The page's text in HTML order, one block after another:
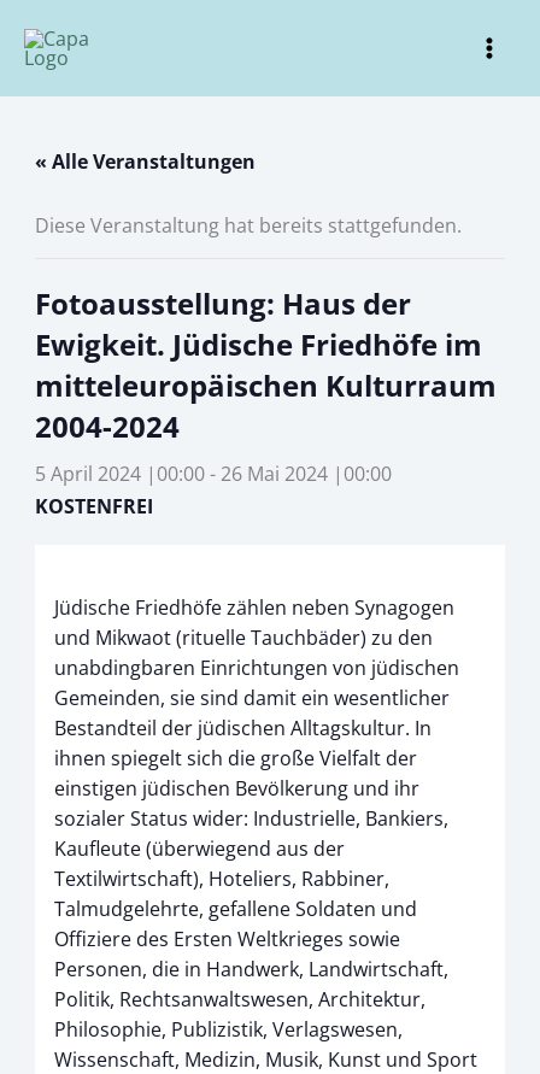
Inhalt
« Alle Veranstaltungen
Diese Veranstaltung hat bereits stattgefunden.
Fotoausstellung: Haus der
Ewigkeit. Jüdische Friedhöfe im
mitteleuropäischen Kulturraum
2004-2024
5 April 2024 |00:00-26 Mai 2024 |00:00
KOSTENFREI
Jüdische Friedhöfe zählen neben Synagogen
und Mikwaot (rituelle Tauchbäder) zu den
unabdingbaren Einrichtungen von jüdischen
Gemeinden, sie sind damit ein wesentlicher
Bestandteil der jüdischen Alltagskultur. In
ihnen spiegelt sich die große Vielfalt der
einstigen jüdischen Bevölkerung und ihr
sozialer Status wider: Industrielle, Bankiers,
Kaufleute (überwiegend aus der
Textilwirtschaft), Hoteliers, Rabbiner,
Talmudgelehrte, gefallene Soldaten und
Offiziere des Ersten Weltkrieges sowie
Personen, die in Handwerk, Landwirtschaft,
Politik, Rechtsanwaltswesen, Architektur,
Philosophie, Publizistik, Verlagswesen,
Wissenschaft, Medizin, Musik, Kunst und Sport